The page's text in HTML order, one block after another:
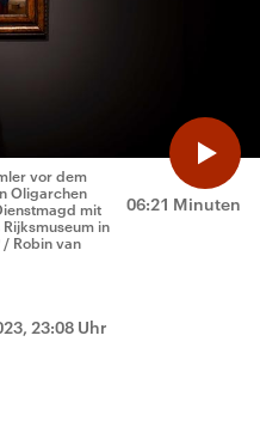
06:21 Minuten
vor dem
Oligarchen
mit
in
Robin van
23:08 Uhr